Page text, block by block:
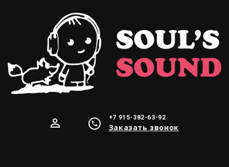
+7 915-382-63-92
Заказать звонок